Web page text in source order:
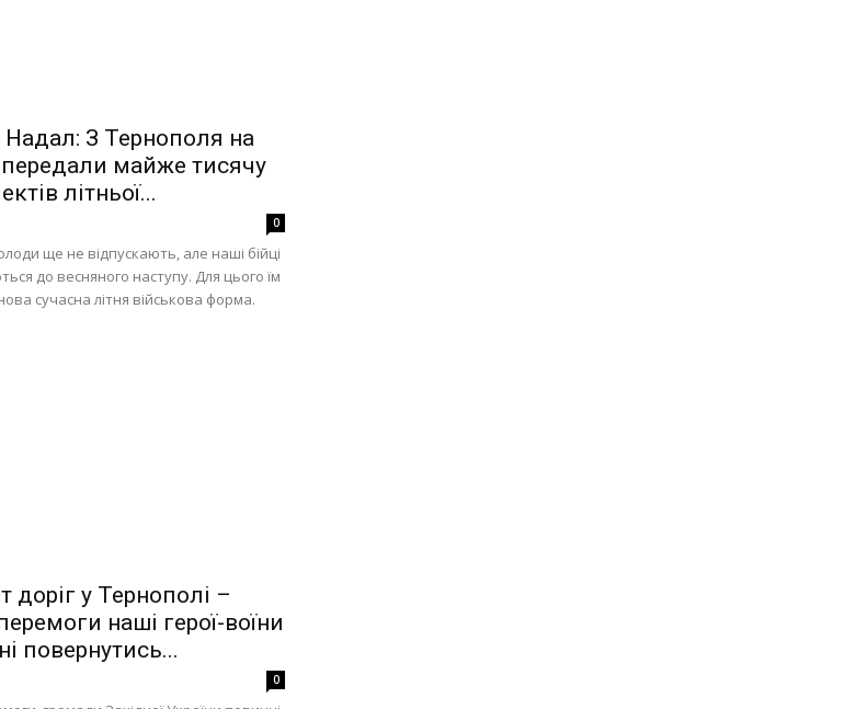
Надал: З Тернополя на
майже тисячу
літньої...
0
ще не відпускають, але наші бійці
до весняного наступу. Для цього їм
сучасна літня військова форма.
доріг у Тернополі –
наші герої-воїни
повернутись...
0